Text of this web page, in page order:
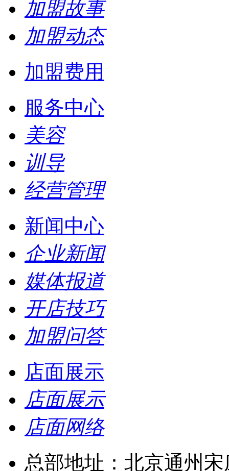
加盟故事
加盟动态
加盟费用
服务中心
美容
训导
经营管理
新闻中心
企业新闻
媒体报道
开店技巧
加盟问答
店面展示
店面展示
店面网络
总部地址：北京通州